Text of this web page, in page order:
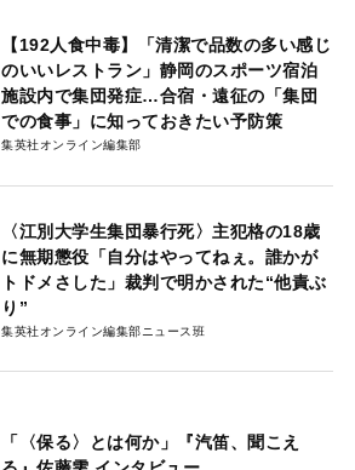
【192人食中毒】「清潔で品数の多い感じ
のいいレストラン」静岡のスポーツ宿泊
施設内で集団発症…合宿・遠征の「集団
での食事」に知っておきたい予防策
集英社オンライン編集部
〈江別大学生集団暴行死〉主犯格の18歳
に無期懲役「自分はやってねぇ。誰かが
トドメさした」裁判で明かされた“他責ぶ
り”
集英社オンライン編集部ニュース班
「〈保る〉とは何か」『汽笛、聞こえ